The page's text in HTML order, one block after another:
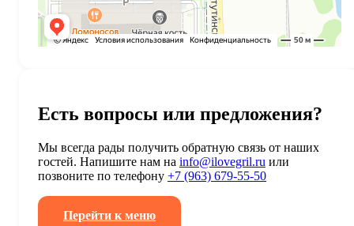
Есть вопросы или предложения?
Мы всегда рады получить обратную связь от наших
гостей. Напишите нам на info@ilovegril.ru или
позвоните по телефону +7 (963) 679-55-50
Перейти к меню